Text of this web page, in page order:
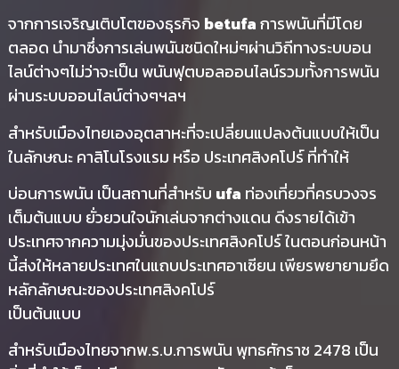
จากการเจริญเติบโตของธุรกิจ betufaการพนันที่มีโดย
ตลอด นำมาซึ่งการเล่นพนันชนิดใหม่ๆผ่านวิถีทางระบบอน
ไลน์ต่างๆไม่ว่าจะเป็น พนันฟุตบอลออนไลน์รวมทั้งการพนัน
ผ่านระบบออนไลน์ต่างๆฯลฯ
สำหรับเมืองไทยเองอุตสาหะที่จะเปลี่ยนแปลงต้นแบบให้เป็น
ในลักษณะ คาสิโนโรงแรม หรือ ประเทศสิงคโปร์ ที่ทำให้
บ่อนการพนัน เป็นสถานที่สำหรับ ufa ท่องเที่ยวที่ครบวงจร
เต็มต้นแบบ ยั่วยวนใจนักเล่นจากต่างแดน ดีงรายได้เข้า
ประเทศจากความมุ่งมั่นของประเทศสิงคโปร์ ในตอนก่อนหน้า
นี้ส่งให้หลายประเทศในแถบประเทศอาเซียน เพียรพยายามยึด
หลักลักษณะของประเทศสิงคโปร์
เป็นต้นแบบ
สำหรับเมืองไทยจากพ.ร.บ.การพนัน พุทธศักราช 2478 เป็น